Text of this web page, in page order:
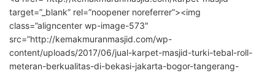
r
n
a
target=”_blank” rel=”noopener noreferrer”><img
class=”aligncenter wp-image-573″
src=”http://kemakmuranmasjid.com/wp-
content/uploads/2017/06/jual-karpet-masjid-turki-tebal-roll-
meteran-berkualitas-di-bekasi-jakarta-bogor-tangerang-